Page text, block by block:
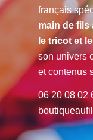
français
main de fils
le tricot et
son univers
et contenus
06 20 08 02